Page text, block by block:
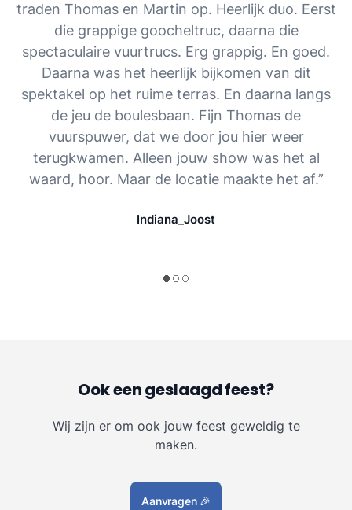
traden Thomas en Martin op. Heerlijk duo. Eerst
die grappige goocheltruc, daarna die
spectaculaire vuurtrucs. Erg grappig. En goed.
Daarna was het heerlijk bijkomen van dit
spektakel op het ruime terras. En daarna langs
de jeu de boulesbaan. Fijn Thomas de
vuurspuwer, dat we door jou hier weer
terugkwamen. Alleen jouw show was het al
waard, hoor. Maar de locatie maakte het af.”
Indiana_Joost
Ook een geslaagd feest?
Wij zijn er om ook jouw feest geweldig te
maken.
Aanvragen 🎉